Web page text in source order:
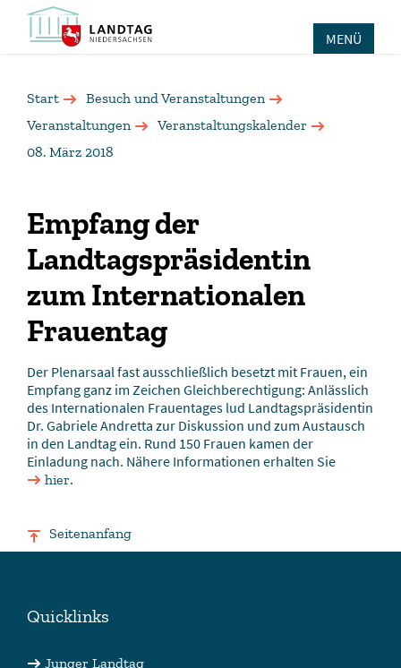
MENÜ
Start
Besuch und Veranstaltungen
Veranstaltungen
Veranstaltungskalender
08. März 2018
Empfang der
Landtagspräsidentin
zum Internationalen
Frauentag
Der Plenarsaal fast ausschließlich besetzt mit Frauen, ein
Empfang ganz im Zeichen Gleichberechtigung: Anlässlich
des Internationalen Frauentages lud Landtagspräsidentin
Dr. Gabriele Andretta zur Diskussion und zum Austausch
in den Landtag ein. Rund 150 Frauen kamen der
Einladung nach. Nähere Informationen erhalten Sie
hier.
Seitenanfang
Quicklinks
Junger Landtag